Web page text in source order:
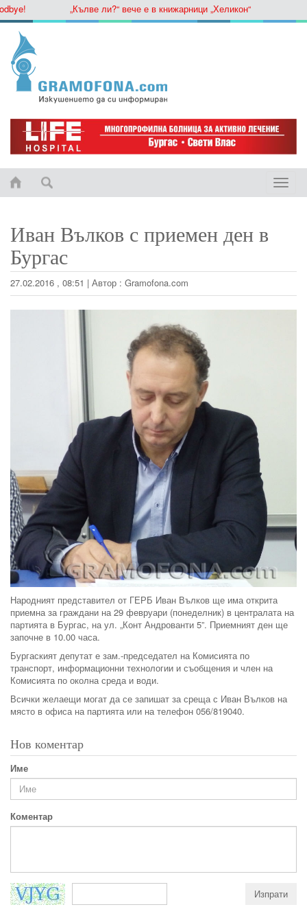
„Кълве ли?“ вече е в книжарници „Хеликон“
Toggle
Иван Вълков с приемен ден в
Бургас
27.02.2016 , 08:51 | Автор : Gramofona.com
Народният представител от ГЕРБ Иван Вълков ще има открита
приемна за граждани на 29 февруари (понеделник) в централата на
партията в Бургас, на ул. „Конт Андрованти 5”. Приемният ден ще
започне в 10.00 часа.
Бургаският депутат е зам.-председател на Комисията по
транспорт, информационни технологии и съобщения и член на
Комисията по околна среда и води.
Всички желаещи могат да се запишат за среща с Иван Вълков на
място в офиса на партията или на телефон 056/819040.
Нов коментар
Име
Коментар